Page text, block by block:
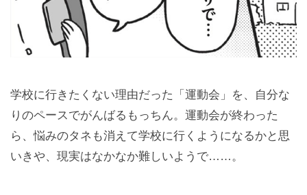
学校に行きたくない理由だった「運動会」を、自分な
りのペースでがんばるもっちん。運動会が終わった
ら、悩みのタネも消えて学校に行くようになるかと思
いきや、現実はなかなか難しいようで……。